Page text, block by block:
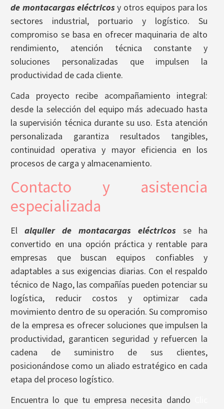
de montacargas eléctricosy otros equipos para los
sectores industrial, portuario y logístico. Su
compromiso se basa en ofrecer maquinaria de alto
rendimiento, atención técnica constante y
soluciones personalizadas que impulsen la
productividad de cada cliente.
Cada proyecto recibe acompañamiento integral:
desde la selección del equipo más adecuado hasta
la supervisión técnica durante su uso. Esta atención
personalizada garantiza resultados tangibles,
continuidad operativa y mayor eficiencia en los
procesos de carga y almacenamiento.
Contacto y asistencia
especializada
Elalquiler de montacargas eléctricos se ha
convertido en una opción práctica y rentable para
empresas que buscan equipos confiables y
adaptables a sus exigencias diarias. Con el respaldo
técnico de Nago, las compañías pueden potenciar su
logística, reducir costos y optimizar cada
movimiento dentro de su operación. Su compromiso
de la empresa es ofrecer soluciones que impulsen la
productividad, garanticen seguridad y refuercen la
cadena de suministro de sus clientes,
posicionándose como un aliado estratégico en cada
etapa del proceso logístico.
Encuentra lo que tu empresa necesita dando